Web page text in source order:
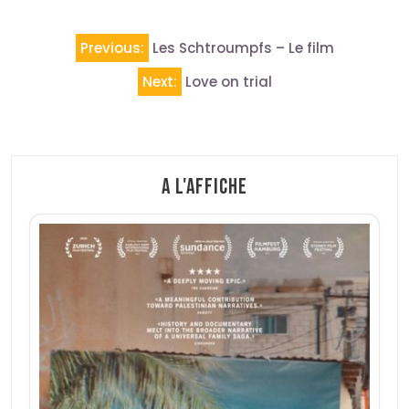
NavigationPrevious: Les Schtroumpfs – Le film
Next: Love on trial
A l'affiche